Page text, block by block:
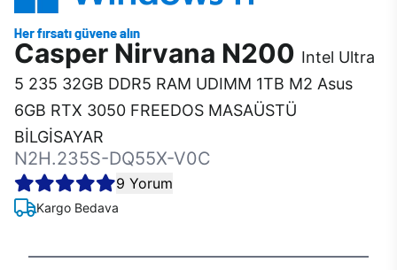
Casper Nirvana N200 Intel Ultra
5 235 32GB DDR5 RAM UDIMM 1TB M2 Asus
6GB RTX 3050 FREEDOS MASAÜSTÜ
BİLGİSAYAR
N2H.235S-DQ55X-V0C
9 Yorum
Kargo Bedava